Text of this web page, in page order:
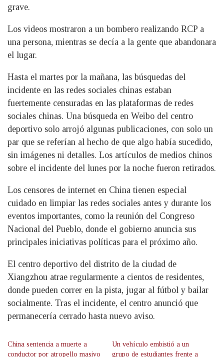
grave.
Los videos mostraron a un bombero realizando RCP a
una persona, mientras se decía a la gente que abandonara
el lugar.
Hasta el martes por la mañana, las búsquedas del
incidente en las redes sociales chinas estaban
fuertemente censuradas en las plataformas de redes
sociales chinas. Una búsqueda en Weibo del centro
deportivo solo arrojó algunas publicaciones, con solo un
par que se referían al hecho de que algo había sucedido,
sin imágenes ni detalles. Los artículos de medios chinos
sobre el incidente del lunes por la noche fueron retirados.
Los censores de internet en China tienen especial
cuidado en limpiar las redes sociales antes y durante los
eventos importantes, como la reunión del Congreso
Nacional del Pueblo, donde el gobierno anuncia sus
principales iniciativas políticas para el próximo año.
El centro deportivo del distrito de la ciudad de
Xiangzhou atrae regularmente a cientos de residentes,
donde pueden correr en la pista, jugar al fútbol y bailar
socialmente. Tras el incidente, el centro anunció que
permanecería cerrado hasta nuevo aviso.
China sentencia a muerte a
conductor por atropello masivo
Un vehículo embistió a un
grupo de estudiantes frente a